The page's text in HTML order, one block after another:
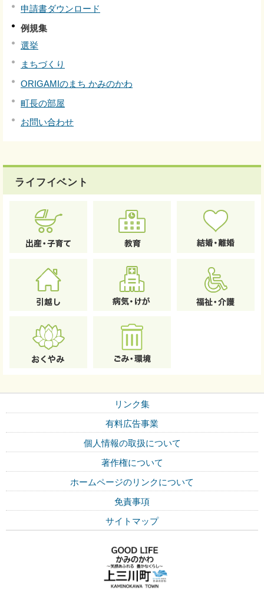
申請書ダウンロード
例規集
選挙
まちづくり
ORIGAMIのまち かみのかわ
町長の部屋
お問い合わせ
ライフイベント
リンク集
有料広告事業
個人情報の取扱について
著作権について
ホームページのリンクについて
免責事項
サイトマップ